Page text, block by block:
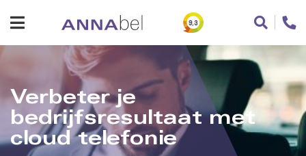
9,3
Verbeter je
bedrijfsresultaat met
cloud telefonie